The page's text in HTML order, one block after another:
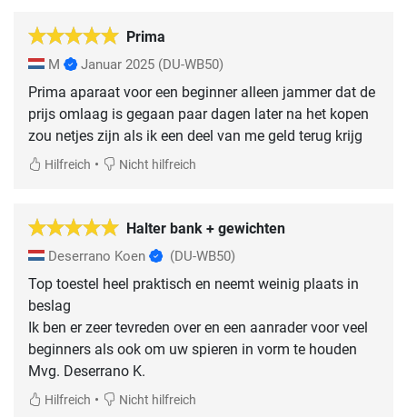
Prima
M Januar 2025 (DU-WB50)
Prima aparaat voor een beginner alleen jammer dat de
prijs omlaag is gegaan paar dagen later na het kopen
Hilfreich • Nicht hilfreich
Halter bank + gewichten
Deserrano Koen (DU-WB50)
Top toestel heel praktisch en neemt weinig plaats in
beslag
Ik ben er zeer tevreden over en een aanrader voor veel
beginners als ook om uw spieren in vorm te houden
Mvg. Deserrano K.
Hilfreich • Nicht hilfreich